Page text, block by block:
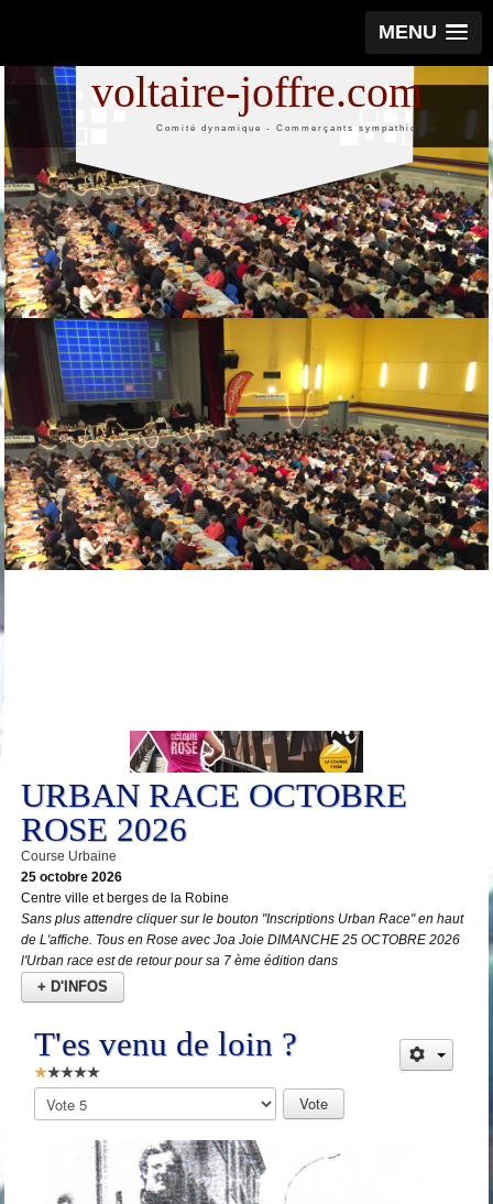
MENU
voltaire-joffre.com
Comité dynamique - Commerçants sympathiques
URBAN RACE OCTOBRE
ROSE 2026
Course Urbaine
25 octobre 2026
Centre ville et berges de la Robine
Sans plus attendre cliquer sur le bouton "Inscriptions Urban Race" en haut
de L'affiche. Tous en Rose avec Joa Joie DIMANCHE 25 OCTOBRE 2026
l'Urban race est de retour pour sa 7 ème édition dans
+ D'INFOS
T'es venu de loin ?
Vote
utilisateur:1/5
Veuillez
voter